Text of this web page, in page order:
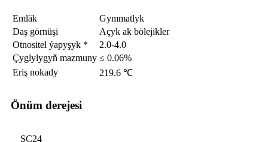
Emläk
Gymmatlyk
Daş görnüşi
Açyk ak bölejikler
Otnositel ýapyşyk *
2.0-4.0
Çyglylygyň mazmuny ≤ 0.06%
Eriş nokady
219.6 ℃
Önüm derejesi
SC24